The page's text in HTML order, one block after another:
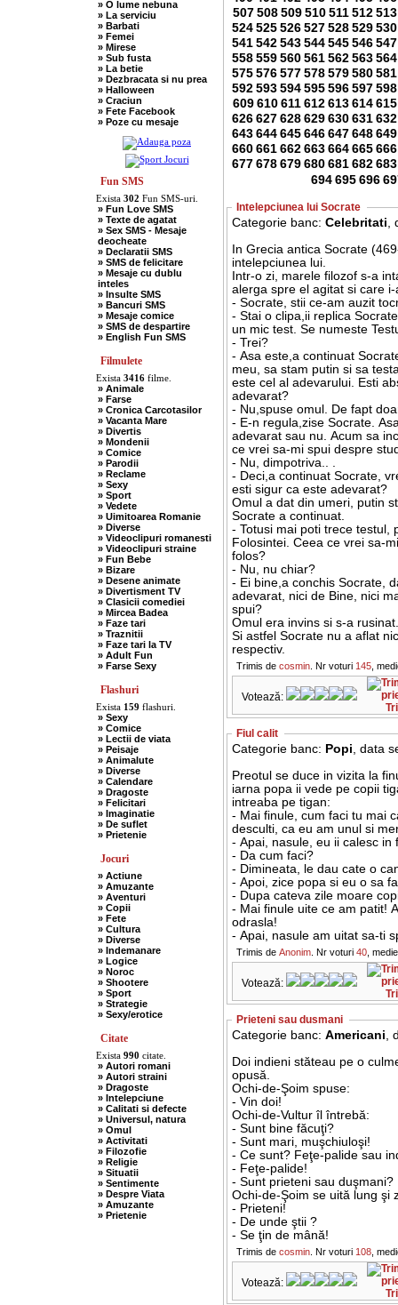
» Perle
» Politice
» Politisti
» Popi
» Radio Erevan
» Religioase
» Romani
» Sadice
» Secretare
» Sefi
» Scotieni
» Seci
» Soacre
» Sport
» Soferi
» Tarani
» Tigani
» Umor Negru
» Vanatori
» O lume nebuna
» La serviciu
» Barbati
» Femei
» Mirese
» Sub fusta
» La betie
» Dezbracata si nu prea
» Halloween
» Craciun
» Fete Facebook
» Poze cu mesaje
Fun SMS
Exista 302 Fun SMS-uri.
» Fun Love SMS
» Texte de agatat
» Sex SMS - Mesaje
deocheate
» Declaratii SMS
» SMS de felicitare
» Mesaje cu dublu
inteles
» Insulte SMS
» Bancuri SMS
» Mesaje comice
» SMS de despartire
» English Fun SMS
Filmulete
Exista 3416filme.
» Animale
» Farse
» Cronica Carcotasilor
» Vacanta Mare
» Divertis
» Mondenii
» Comice
» Parodii
» Reclame
» Sexy
» Sport
» Vedete
» Uimitoarea Romanie
» Diverse
» Videoclipuri romanesti
» Videoclipuri straine
» Fun Bebe
» Bizare
» Desene animate
» Divertisment TV
» Clasicii comediei
» Mircea Badea
» Faze tari
» Traznitii
» Faze tari la TV
» Adult Fun
» Farse Sexy
Flashuri
Exista 159 flashuri.
» Sexy
» Comice
» Lectii de viata
» Peisaje
» Animalute
» Diverse
» Calendare
» Dragoste
» Felicitari
» Imaginatie
» De suflet
» Prietenie
Jocuri
» Actiune
» Amuzante
» Aventuri
» Copii
» Fete
» Cultura
» Diverse
» Indemanare
» Logice
» Noroc
» Shootere
» Sport
» Strategie
» Sexy/erotice
Citate
Exista 990 citate.
» Autori romani
» Autori straini
» Dragoste
» Intelepciune
» Calitati si defecte
» Universul, natura
» Omul
» Activitati
» Filozofie
» Religie
» Situatii
» Sentimente
» Despre Viata
» Amuzante
» Prietenie
507 508 509 510 511 512 513
524525526527528529530
541542543544545546547
558559560561562563564
575576577578579580581
592593594595596597598
609 610 611 612 613 614 615
626627628629630631632
643644645646647648649
660661662663664665666
677678679680681682683
694695696
Intelepciunea lui Socrate
Categorie banc: Celebritati,
In Grecia antica Socrate
intelepciunea lui.
Intr-o zi, marele filozof s-a
alerga spre el agitat si care
- Socrate, stii ce-am auzit
- Stai o clipa,ii replica
un mic test. Se numeste
- Trei?
- Asa este,a continuat
meu, sa stam putin si sa
este cel al adevarului. Esti
adevarat?
- Nu,spuse omul. De fapt
- E-n regula,zise Socrate.
adevarat sau nu. Acum sa
ce vrei sa-mi spui despre
- Nu, dimpotriva.. .
- Deci,a continuat Socrate,
esti sigur ca este adevarat?
Omul a dat din umeri, putin
Socrate a continuat.
- Totusi mai poti trece testul,
Folosintei. Ceea ce vrei sa-
folos?
- Nu, nu chiar?
- Ei bine,a conchis Socrate,
adevarat, nici de Bine, nici
spui?
Omul era invins si s-a
Si astfel Socrate nu a aflat
respectiv.
Trimis de cosmin. Nr voturi 145,
Votează:
Fiul calit
Categorie banc: Popi, data
Preotul se duce in vizita la
iarna popa ii vede pe copii
intreaba pe tigan:
- Mai finule, cum faci tu mai
desculti, ca eu am unul si
- Apai, nasule, eu ii calesc in
- Da cum faci?
- Dimineata, le dau cate o
- Apoi, zice popa si eu o sa
- Dupa cateva zile moare
- Mai finule uite ce am patit!
odrasla!
- Apai, nasule am uitat sa-ti
Trimis de Anonim. Nr voturi 40,
Votează:
Prieteni sau dusmani
Categorie banc: Americani,
Doi indieni stăteau pe o
opusă.
Ochi-de-Şoim spuse:
- Vin doi!
Ochi-de-Vultur îl întrebă:
- Sunt bine făcuţi?
- Sunt mari, muşchiuloşi!
- Ce sunt? Feţe-palide sau
- Feţe-palide!
- Sunt prieteni sau duşmani?
Ochi-de-Şoim se uită lung şi
- Prieteni!
- De unde ştii ?
- Se ţin de mână!
Trimis de cosmin. Nr voturi 108,
Votează: